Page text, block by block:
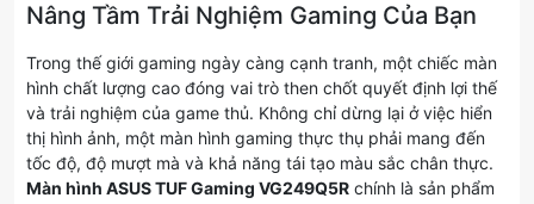
Nâng Tầm Trải Nghiệm Gaming Của Bạn
Trong thế giới gaming ngày càng cạnh tranh, một chiếc màn
hình chất lượng cao đóng vai trò then chốt quyết định lợi thế
và trải nghiệm của game thủ. Không chỉ dừng lại ở việc hiển
thị hình ảnh, một màn hình gaming thực thụ phải mang đến
tốc độ, độ mượt mà và khả năng tái tạo màu sắc chân thực.
Màn hình ASUS TUF Gaming VG249Q5R chính là sản phẩm